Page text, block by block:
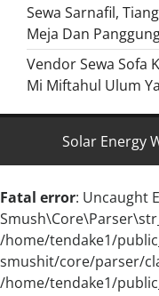
Sewa Sarnafil,
Meja Dan
Vendor Sewa Sofa
Mi Miftahul Ulum
Solar Energy
Fatal error: Uncaught
/home/tendake1/
smushit/core/parser/
/home/tendake1/